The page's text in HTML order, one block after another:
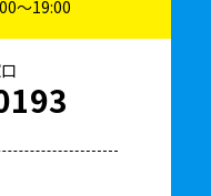
〜19:00